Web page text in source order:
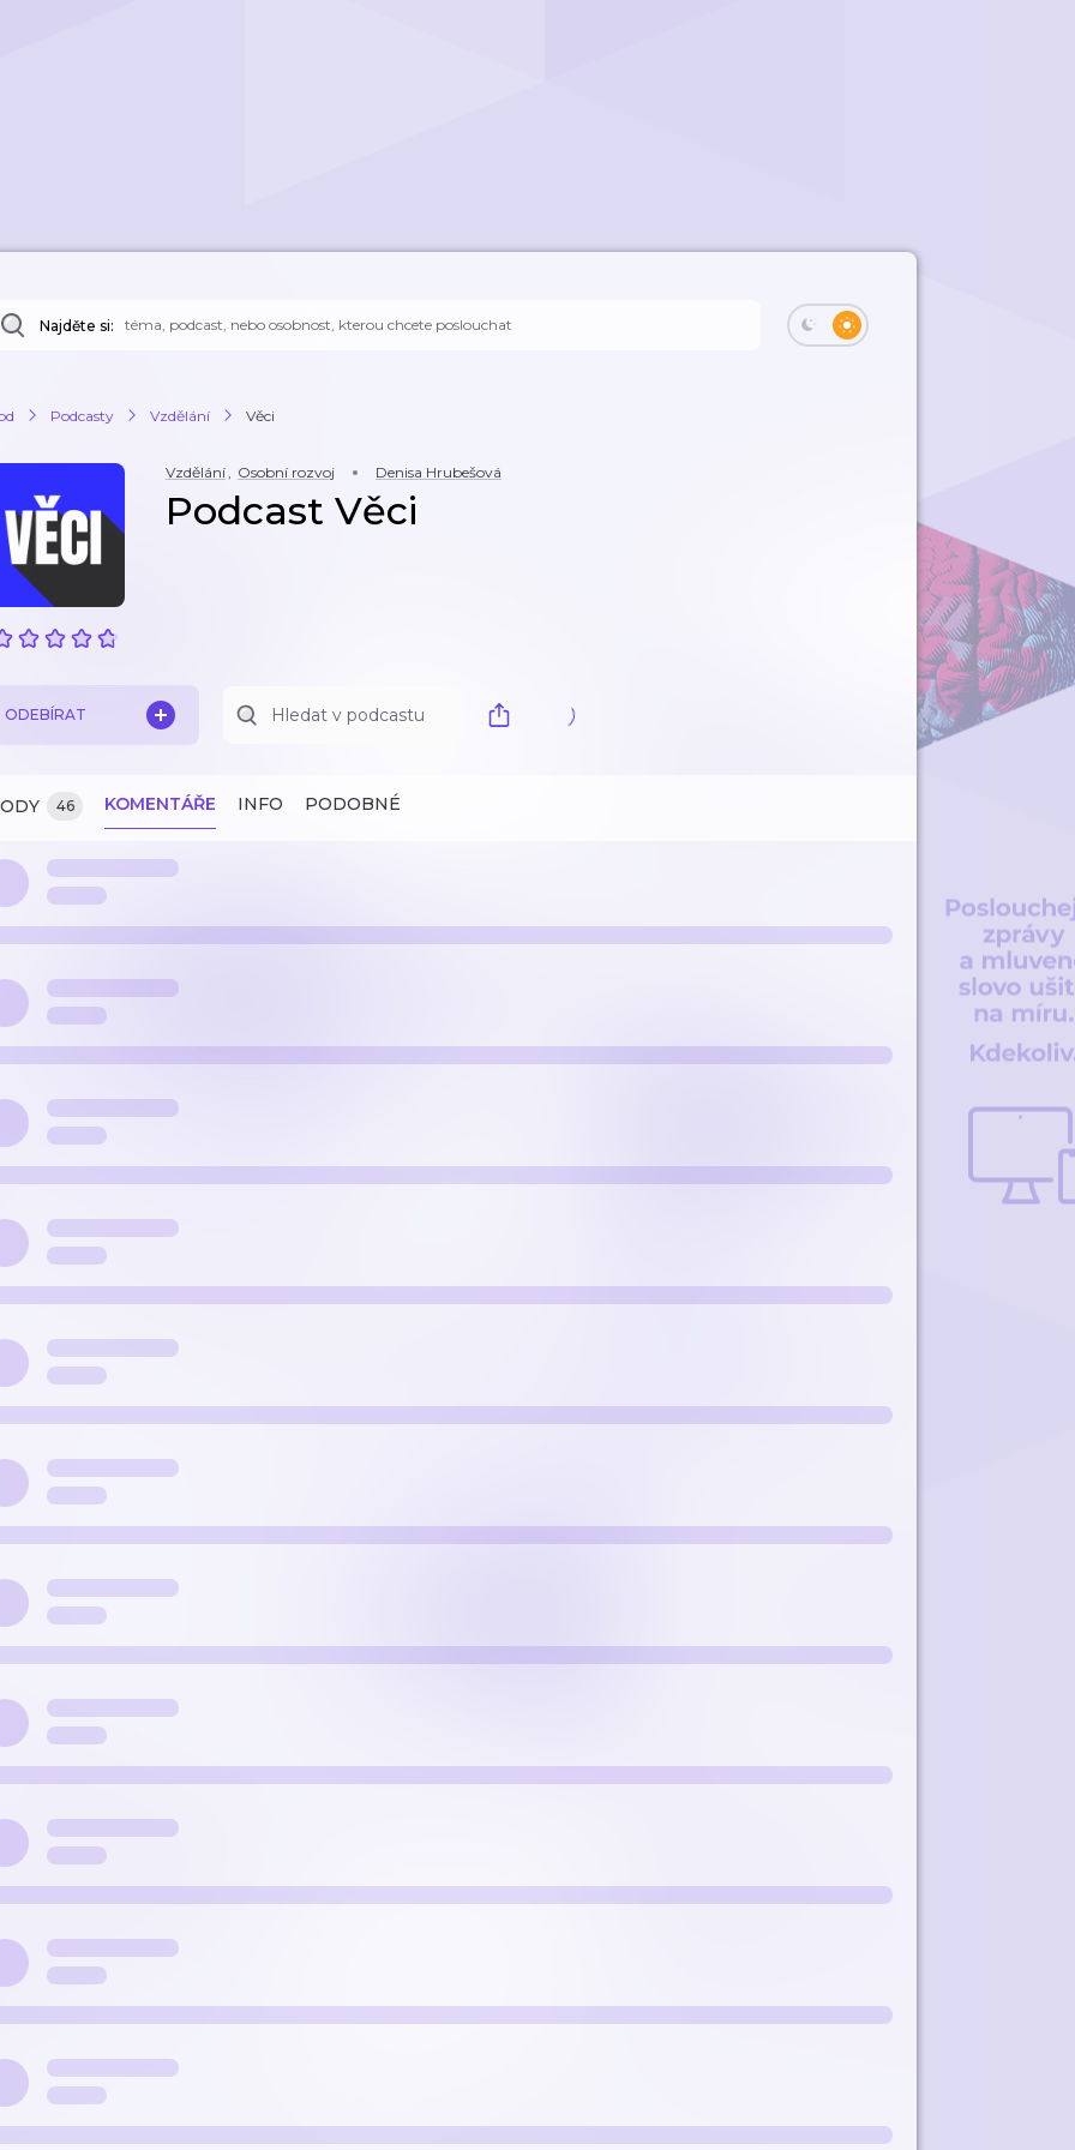
Najděte si:
Podcasty Vzdělání Věci
Vzdělání, Osobní rozvoj Denisa Hrubešová
Podcast Věci
ODEBÍRAT
46 KOMENTÁŘE INFO PODOBNÉ